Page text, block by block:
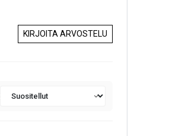
KIRJOITA ARVOSTELU